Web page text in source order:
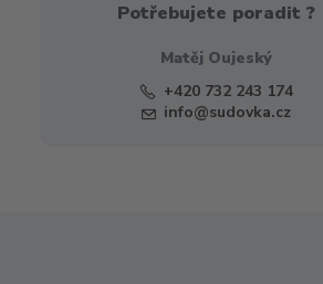
Potřebujete poradit ?
Matěj Oujeský
+420 732 243 174
info@sudovka.cz